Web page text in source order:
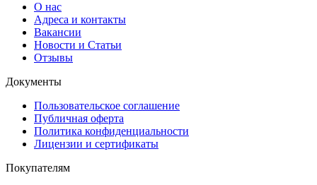
О нас
Адреса и контакты
Вакансии
Новости и Статьи
Отзывы
Документы
Пользовательское соглашение
Публичная оферта
Политика конфиденциальности
Лицензии и сертификаты
Покупателям